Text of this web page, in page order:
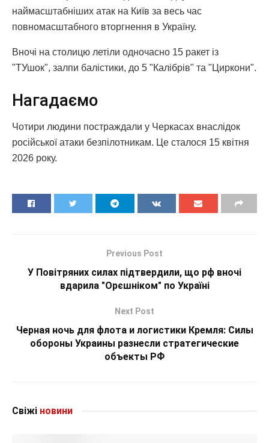
наймасштабніших атак на Київ за весь час
повномасштабного вторгнення в Україну.
Вночі на столицю летіли одночасно 15 ракет із
"ТУшок", залпи балістики, до 5 "Калібрів" та "Циркони".
Нагадаємо
Чотири людини постраждали у Черкасах внаслідок
російської атаки безпілотникам. Це сталося 15 квітня
2026 року.
Previous Post
У Повітряних силах підтвердили, що рф вночі
вдарила "Орєшніком" по Україні
Next Post
Черная ночь для флота и логистики Кремля: Силы
обороны Украины разнесли стратегические
объекты РФ
Свіжі новини